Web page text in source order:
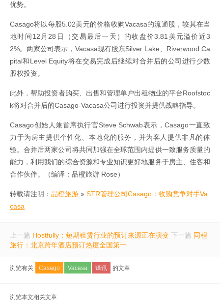
优势。
Casago将以每股5.02美元的价格收购Vacasa的流通股，较其在当
地时间12月28日（交易最后一天）的收盘价3.81美元溢价近3
2%。两家公司表示，Vacasa现有股东Silver Lake、Riverwood Ca
pital和Level Equity将在交易完成后继续对合并后的公司进行少数
股权投资。
此外，帮助投资者购买、出售和管理单户出租物业的平台Roofstoc
k将对合并后的Casago-Vacasa公司进行投资并提供战略指导。
Casago创始人兼首席执行官Steve Schwab表示，Casago一直致
力于为房主提供个性化、本地化的服务，并为客人提供非凡的体
验。合并后两家公司将共同加强在全球范围内提供一致服务质量的
能力，利用我们的综合资源和专业知识更好地服务于房主、住客和
合作伙伴。（编译：品橙旅游 Rose）
转载请注明： 品橙旅游 » STR管理公司Casago：收购竞争对手Va
casa
上一篇 Hostfully：短期租赁行业的预订来源正在演变 下一篇 同程
旅行：北京跨年酒店预订热度全国第一
浏览有关 Casago Vacasa 译讯 的文章
浏览本文相关文章